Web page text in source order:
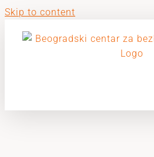
Skip to content